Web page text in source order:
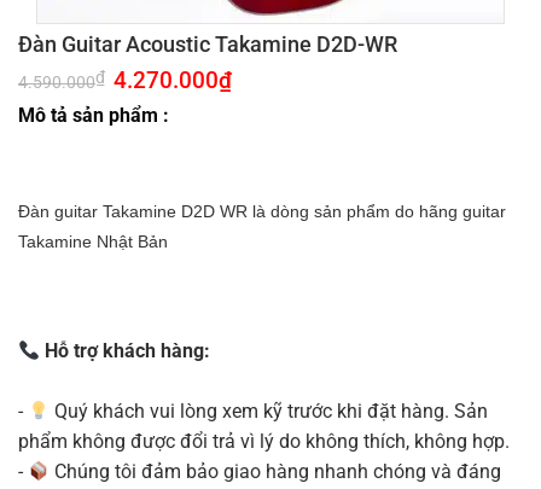
Đàn Guitar Acoustic Takamine D2D-WR
4.590.000₫ Giá
gốc
là:
4.590.000₫.
4.270.000₫Giá
Mô tả sản phẩm :
Đàn guitar Takamine D2D WR là dòng sản phẩm do hãng guitar
Takamine Nhật Bản
Hỗ trợ khách hàng:
-
Quý khách vui lòng xem kỹ trước khi đặt hàng. Sản
phẩm không được đổi trả vì lý do không thích, không hợp.
-
Chúng tôi đảm bảo giao hàng nhanh chóng và đáng